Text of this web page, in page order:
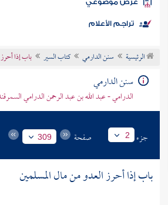
الكتب
موضوعي
تراجم الأعلام
الرئيسية سنن الدارمي كتاب السير باب إذا
سنن الدارمي
الدرامي - عبد الله بن عبد الرحمن الدرامي
جزء 2 صفحة 309
باب إذا أحرز العدو من مال المسلمين